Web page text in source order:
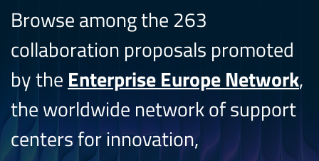
Browse among the 263
collaboration proposals promoted
by the Enterprise Europe Network,
the worldwide network of support
centers for innovation,